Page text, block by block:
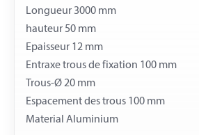
Longueur 3000 mm
hauteur 50 mm
Epaisseur 12 mm
Entraxe trous de fixation 100 mm
Trous-Ø 20 mm
Espacement des trous 100 mm
Material Aluminium